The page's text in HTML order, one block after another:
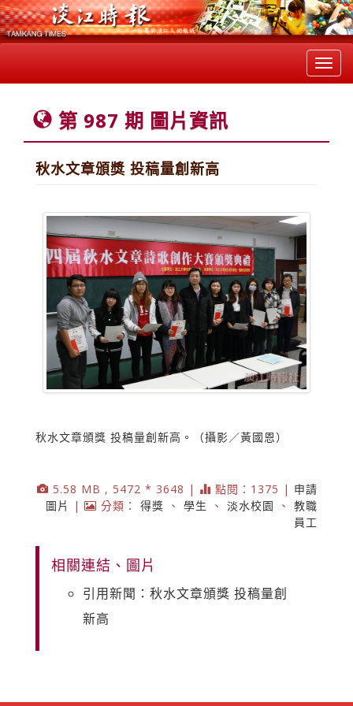
第 987 期 圖片資訊
秋水文章頒獎 投稿量創新高
秋水文章頒獎 投稿量創新高。（攝影／黃國恩）
5.58 MB , 5472 * 3648 | 點閱：1375 | 申請
圖片
| 分類： 得獎 、 學生 、 淡水校園 、 教職
員工
相關連結、圖片
引用新聞：秋水文章頒獎 投稿量創
新高